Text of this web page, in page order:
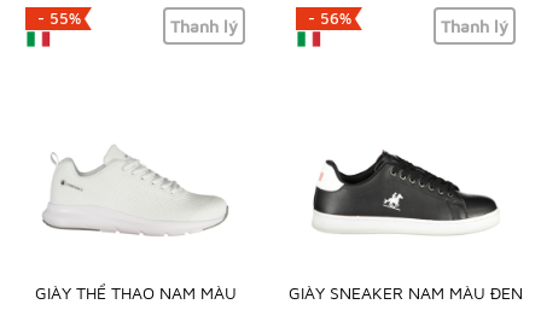
- 55% Thanh lý
GIÀY THỂ THAO NAM MÀU
- 56% Thanh lý
GIÀY SNEAKER NAM MÀU ĐEN